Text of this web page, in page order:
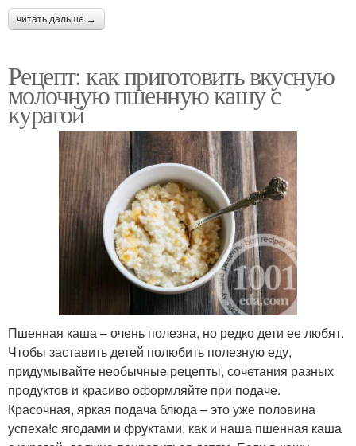
читать дальше →
Рецепт: как приготовить вкусную
молочную пшенную кашу с
курагой
Пшенная каша – очень полезна, но редко дети ее любят.
Чтобы заставить детей полюбить полезную еду,
придумывайте необычные рецепты, сочетания разных
продуктов и красиво оформляйте при подаче.
Красочная, яркая подача блюда – это уже половина
успеха!с ягодами и фруктами, как и наша пшенная каша